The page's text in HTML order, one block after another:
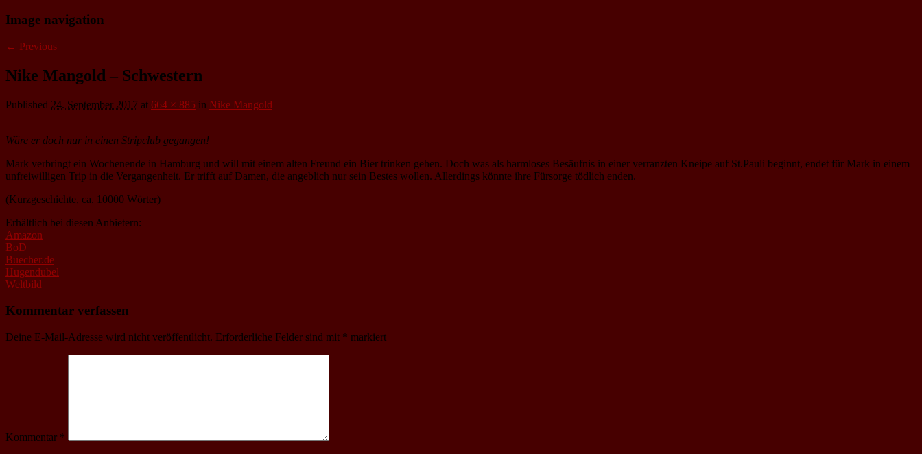
Image navigation
← Previous
Nike Mangold – Schwestern
Published 24. September 2017 at 664 × 885 in Nike Mangold
Wäre er doch nur in einen Stripclub gegangen!
Mark verbringt ein Wochenende in Hamburg und will mit einem alten Freund ein Bier trinken gehen. Doch was als harmloses Besäufnis in einer verranzten Kneipe auf St.Pauli beginnt, endet für Mark in einem
unfreiwilligen Trip in die Vergangenheit. Er trifft auf Damen, die angeblich nur sein Bestes wollen. Allerdings könnte ihre Fürsorge tödlich enden.
(Kurzgeschichte, ca. 10000 Wörter)
Erhältlich bei diesen Anbietern:
Amazon
BoD
Buecher.de
Hugendubel
Weltbild
Kommentar verfassen
Deine E-Mail-Adresse wird nicht veröffentlicht. Erforderliche Felder sind mit * markiert
Kommentar *